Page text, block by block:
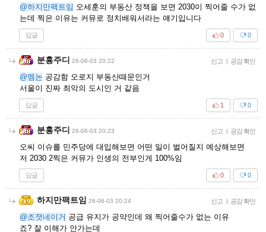
@하지만팩트임 오세훈의 부동산 정책을 보면 2030이 찍어줄 수가 없
는데 찍은 이유는 커뮤로 정치배워서라는 얘기입니다
답글 0
0
분홍주디 26-06-03 20:22 신고 | 공감 확인
@멤논 공감함 오로지 부동산때문인거
서울이 진짜 최악의 도시인 거 같음
답글 0
1
분홍주디 26-06-03 20:23 신고 | 공감 확인
오씨 이슈를 민주당에 대입해보면 어떤 일이 벌어질지 예상해보면
저 2030 2찍은 커뮤가 인생의 전부인게 100%임
답글 0
0
하지만팩트임 26-06-03 20:24 신고 | 공감 확인
@조졋네이거 공급 유지가 공약인데 왜 찍어줄수가 없는 이유
죠? 잘 이해가 안가는데